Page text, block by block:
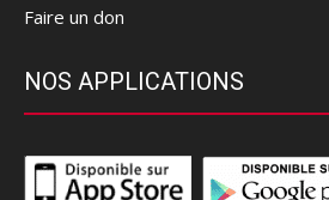
Faire un don
NOS APPLICATIONS